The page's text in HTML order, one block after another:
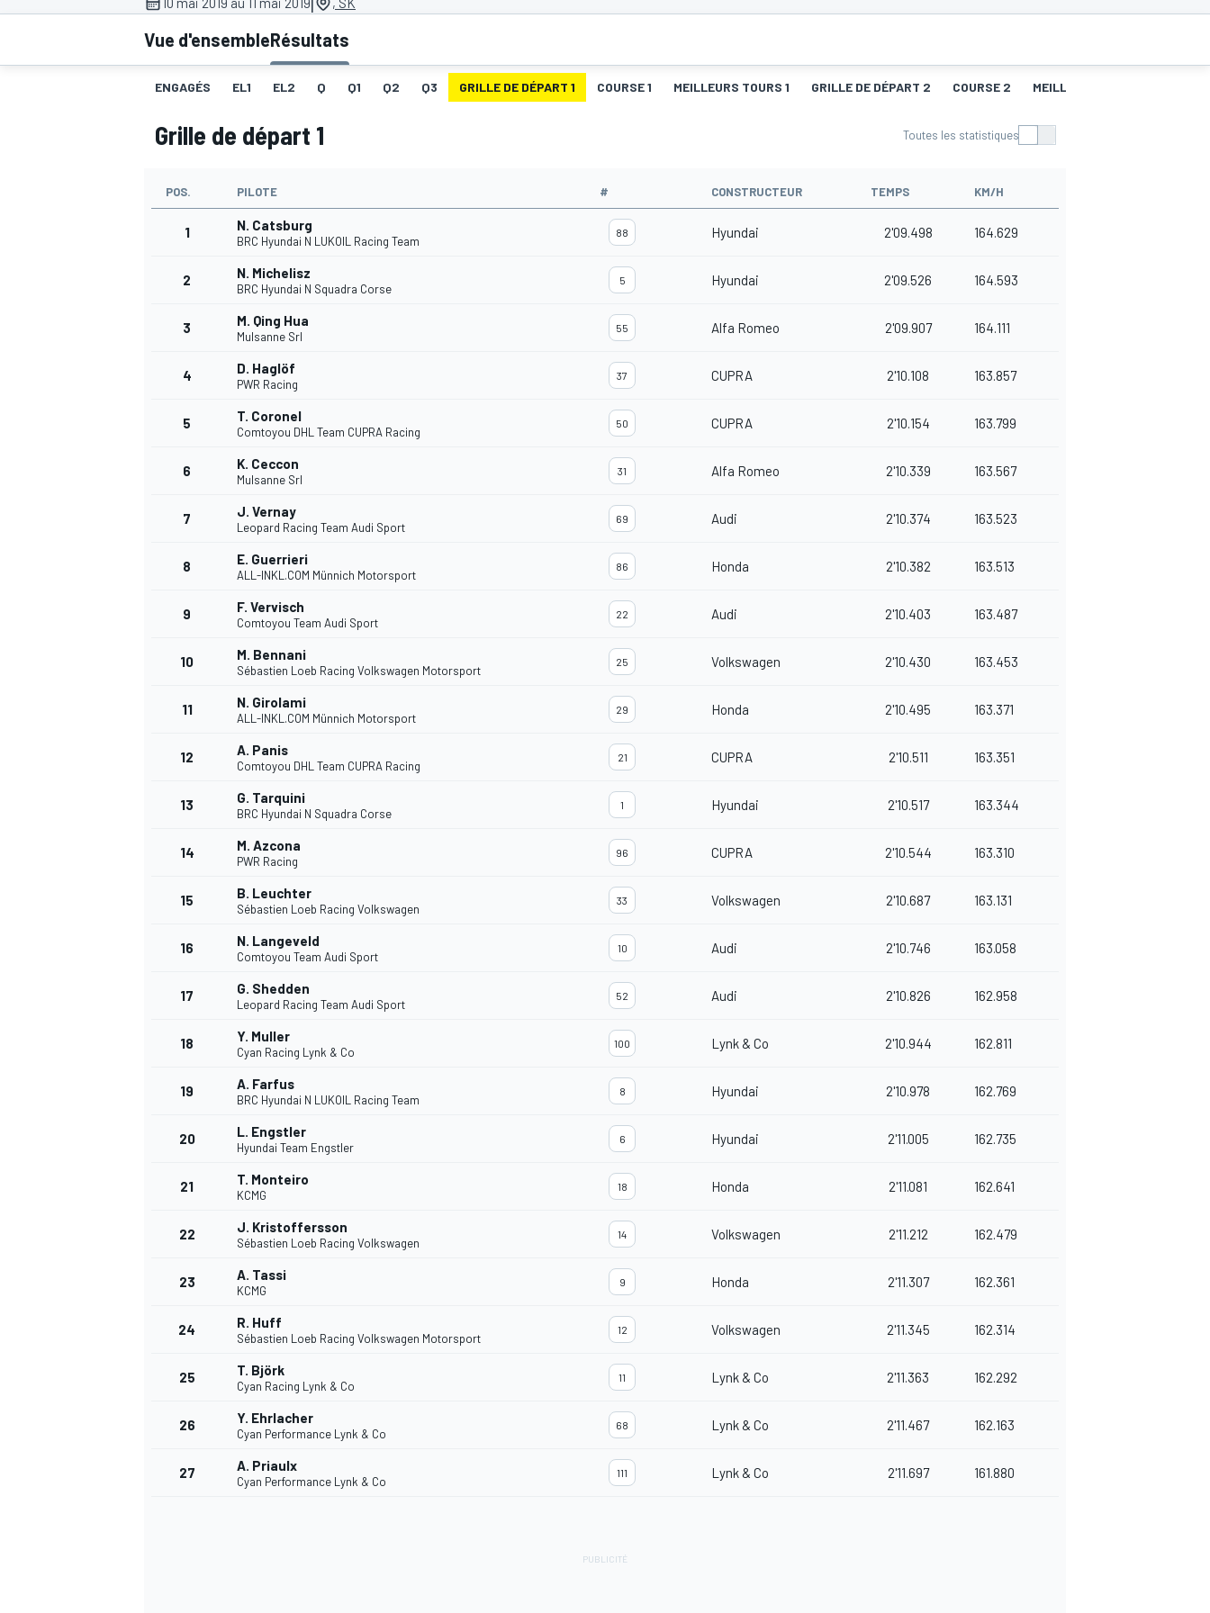
MOTOGP
Vue d'ensembleRésultats
ENGAGÉS EL1 EL2 Q Q1 Q2 Q3 GRILLE DE DÉPART 1 COURSE 1 MEILLEURS TOURS 1 GRILLE DE DÉPART 2 COURSE 2 MEILLEURS TOURS 2
Grille de départ 1 Toutes les statistiques
POS. PILOTE # CONSTRUCTEUR TEMPS KM/H
1 N. Catsburg
BRC Hyundai N LUKOIL Racing Team
88 Hyundai 2'09.498 164.629
2 N. Michelisz
BRC Hyundai N Squadra Corse
5 Hyundai 2'09.526 164.593
3 M. Qing Hua
Mulsanne Srl
55 Alfa Romeo 2'09.907 164.111
4 D. Haglöf
PWR Racing
37 CUPRA 2'10.108 163.857
5 T. Coronel
Comtoyou DHL Team CUPRA Racing
50 CUPRA 2'10.154 163.799
6 K. Ceccon
Mulsanne Srl
31 Alfa Romeo 2'10.339 163.567
7 J. Vernay
Leopard Racing Team Audi Sport
69 Audi 2'10.374 163.523
8 E. Guerrieri
ALL-INKL.COM Münnich Motorsport
86 Honda 2'10.382 163.513
9 F. Vervisch
Comtoyou Team Audi Sport
22 Audi 2'10.403 163.487
10 M. Bennani
Sébastien Loeb Racing Volkswagen Motorsport
25 Volkswagen 2'10.430 163.453
11 N. Girolami
ALL-INKL.COM Münnich Motorsport
29 Honda 2'10.495 163.371
12 A. Panis
Comtoyou DHL Team CUPRA Racing
21 CUPRA 2'10.511 163.351
13 G. Tarquini
BRC Hyundai N Squadra Corse
1 Hyundai 2'10.517 163.344
14 M. Azcona
PWR Racing
96 CUPRA 2'10.544 163.310
15 B. Leuchter
Sébastien Loeb Racing Volkswagen
33 Volkswagen 2'10.687 163.131
16 N. Langeveld
Comtoyou Team Audi Sport
10 Audi 2'10.746 163.058
17 G. Shedden
Leopard Racing Team Audi Sport
52 Audi 2'10.826 162.958
18 Y. Muller
Cyan Racing Lynk & Co
100 Lynk & Co 2'10.944 162.811
19 A. Farfus
BRC Hyundai N LUKOIL Racing Team
8 Hyundai 2'10.978 162.769
20 L. Engstler
Hyundai Team Engstler
6 Hyundai 2'11.005 162.735
21 T. Monteiro
KCMG
18 Honda 2'11.081 162.641
22 J. Kristoffersson
Sébastien Loeb Racing Volkswagen
14 Volkswagen 2'11.212 162.479
23 A. Tassi
KCMG
9 Honda 2'11.307 162.361
24 R. Huff
Sébastien Loeb Racing Volkswagen Motorsport
12 Volkswagen 2'11.345 162.314
25 T. Björk
Cyan Racing Lynk & Co
11 Lynk & Co 2'11.363 162.292
26 Y. Ehrlacher
Cyan Performance Lynk & Co
68 Lynk & Co 2'11.467 162.163
27 A. Priaulx
Cyan Performance Lynk & Co
111 Lynk & Co 2'11.697 161.880